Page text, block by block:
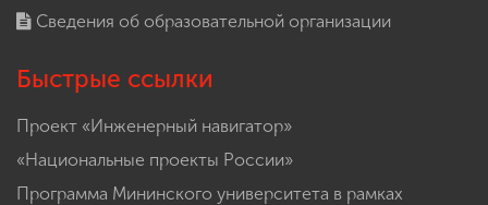
Сведения об образовательной организации
Быстрые ссылки
Проект «Инженерный навигатор»
«Национальные проекты России»
Программа Мининского университета в рамках